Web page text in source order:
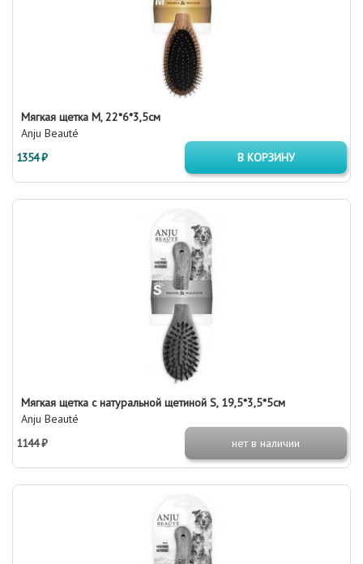
Мягкая щетка М, 22*6*3,5см
Anju Beauté
1354 ₽
В КОРЗИНУ
Мягкая щетка с натуральной щетиной S, 19,5*3,5*5см
Anju Beauté
1144 ₽
нет в наличии